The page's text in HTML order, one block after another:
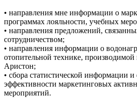
• направления мне информации о
программах лояльности, учебных
• направления предложений,
сотрудничеством;
• направления информации о
отопительной технике, производимой
Аристон;
• сбора статистической информации и
эффективности маркетинговых
мероприятий.